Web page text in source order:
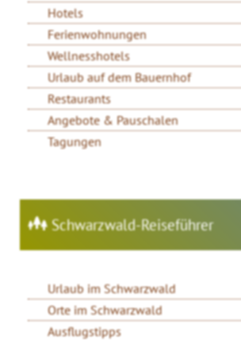
Hotels
Ferienwohnungen
Wellnesshotels
Urlaub auf dem Bauernhof
Restaurants
Angebote & Pauschalen
Tagungen
Schwarzwald-Reiseführer
Urlaub im Schwarzwald
Orte im Schwarzwald
Ausflugstipps